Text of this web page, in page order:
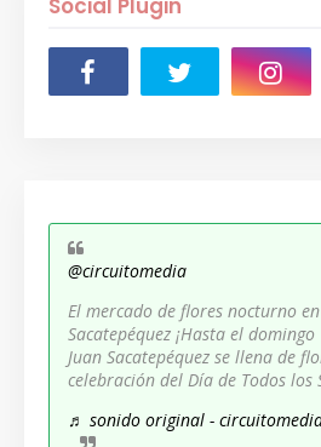
@circuitomedia
El mercado de flores nocturno
Sacatepéquez ¡Hasta el
Juan Sacatepéquez se llena de
celebración del Día de Todos los
♬ sonido original -